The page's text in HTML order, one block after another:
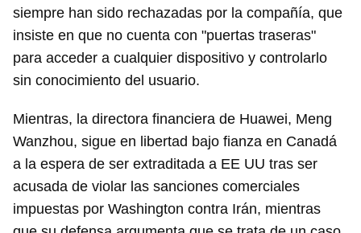
siempre han sido rechazadas por la compañía, que
insiste en que no cuenta con "puertas traseras"
para acceder a cualquier dispositivo y controlarlo
sin conocimiento del usuario.
Mientras, la directora financiera de Huawei, Meng
Wanzhou, sigue en libertad bajo fianza en Canadá
a la espera de ser extraditada a EE UU tras ser
acusada de violar las sanciones comerciales
impuestas por Washington contra Irán, mientras